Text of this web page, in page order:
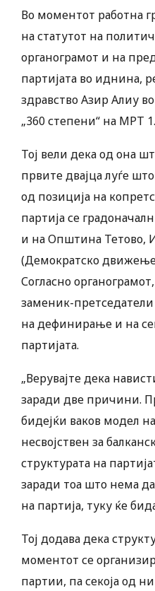
Во моментот работна
на статутот на
органограмот и на
партијата во иднина,
здравство Азир Алиу
„360 степени“ на МРТ 1.
Тој вели дека од она
првите двајца луѓе
од позиција на
партија се
и на Општина Тетово,
(Демократско
Согласно
заменик-претседатели
на дефинирање и на
партијата.
„Верувајте дека
заради две причини.
бидејќи ваков модел
несвојствен за
структурата на
заради тоа што нема
на партија, туку ќе
Тој додава дека
моментот се
партии, па секоја од